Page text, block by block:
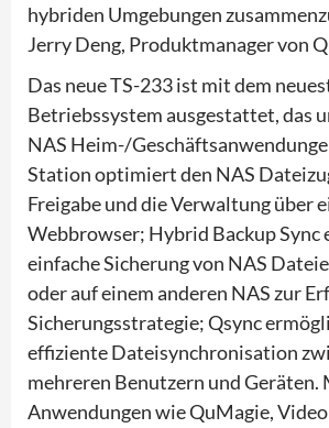
hybriden Umgebungen
Jerry Deng, Produktmanager von
Das neue TS-233 ist mit dem
Betriebssystem ausgestattet, das
NAS Heim-/
Station optimiert den NAS
Freigabe und die Verwaltung über
Webbrowser; Hybrid Backup Sync
einfache Sicherung von NAS
oder auf einem anderen NAS zur
Sicherungsstrategie; Qsync
effiziente Dateisynchronisation
mehreren Benutzern und
Anwendungen wie QuMagie,